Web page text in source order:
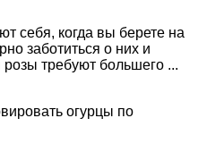
себя, когда вы берете на
заботиться о них и
требуют большего ...
огурцы по